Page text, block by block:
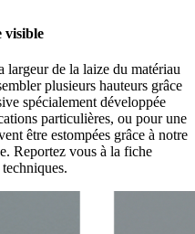
visible
largeur de la laize du matériau
plusieurs hauteurs grâce
spécialement développée
particulières, ou pour une
être estompées grâce à notre
Reportez vous à la fiche